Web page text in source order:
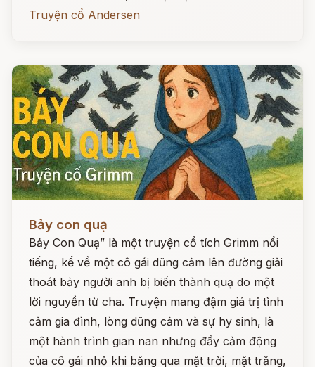
Truyện cổ Andersen
Bảy con quạ
Bảy Con Quạ” là một truyện cổ tích Grimm nổi
tiếng, kể về một cô gái dũng cảm lên đường giải
thoát bảy người anh bị biến thành quạ do một
lời nguyền từ cha. Truyện mang đậm giá trị tình
cảm gia đình, lòng dũng cảm và sự hy sinh, là
một hành trình gian nan nhưng đầy cảm động
của cô gái nhỏ khi băng qua mặt trời, mặt trăng,